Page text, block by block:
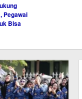
Pegawai
Bisa